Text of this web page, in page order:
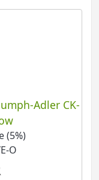
Adler CK-
(5%)
O